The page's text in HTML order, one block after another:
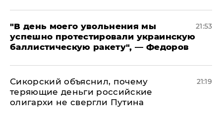
​"В день моего увольнения мы
успешно протестировали украинскую
баллистическую ракету", — Федоров
21:53
Сикорский объяснил, почему
теряющие деньги российские
олигархи не свергли Путина
21:19